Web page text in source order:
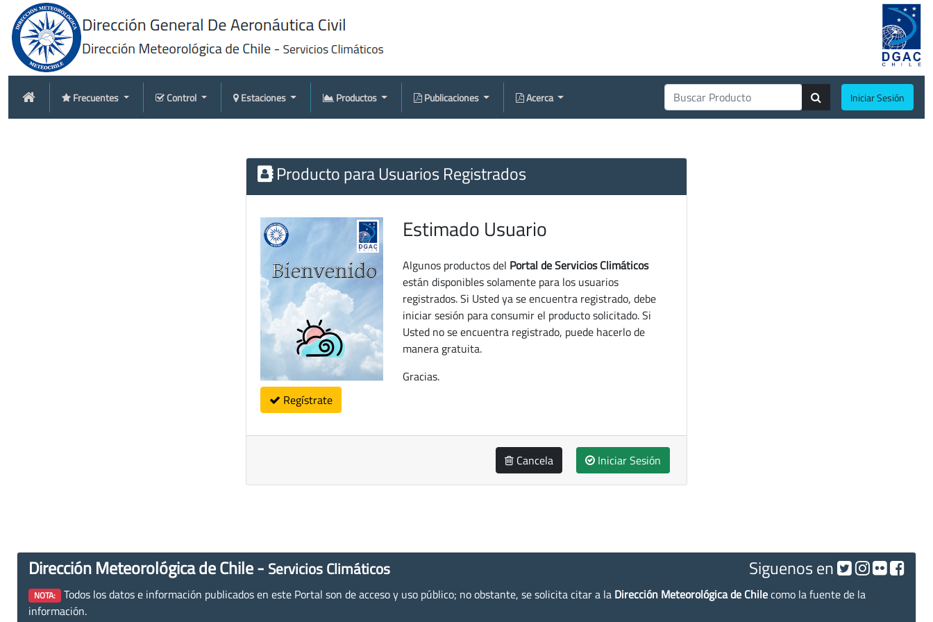
Frecuentes Control Estaciones Productos Publicaciones Acerca Iniciar Sesión
Producto para Usuarios Registrados
Regístrate
Estimado Usuario
Algunos productos del Portal de Servicios Climáticos
están disponibles solamente para los usuarios
registrados. Si Usted ya se encuentra registrado, debe
iniciar sesión para consumir el producto solicitado. Si
Usted no se encuentra registrado, puede hacerlo de
manera gratuita.
Gracias.
Cancela Iniciar Sesión
Dirección Meteorológica de Chile - Servicios Climáticos Siguenos en
NOTA: Todos los datos e información publicados en este Portal son de acceso y uso público; no obstante, se solicita citar a la Dirección Meteorológica de Chilecomo la fuente de la
información.